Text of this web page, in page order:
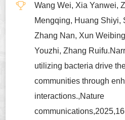
Wang Wei, Xia Yanwei,
Mengqing, Huang Shiyi,
Zhang Nan, Xun
Youzhi, Zhang
utilizing bacteria drive
communities through
interactions.,Nature